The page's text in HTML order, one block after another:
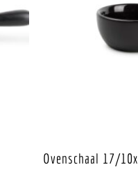
Ovenschaal 17/